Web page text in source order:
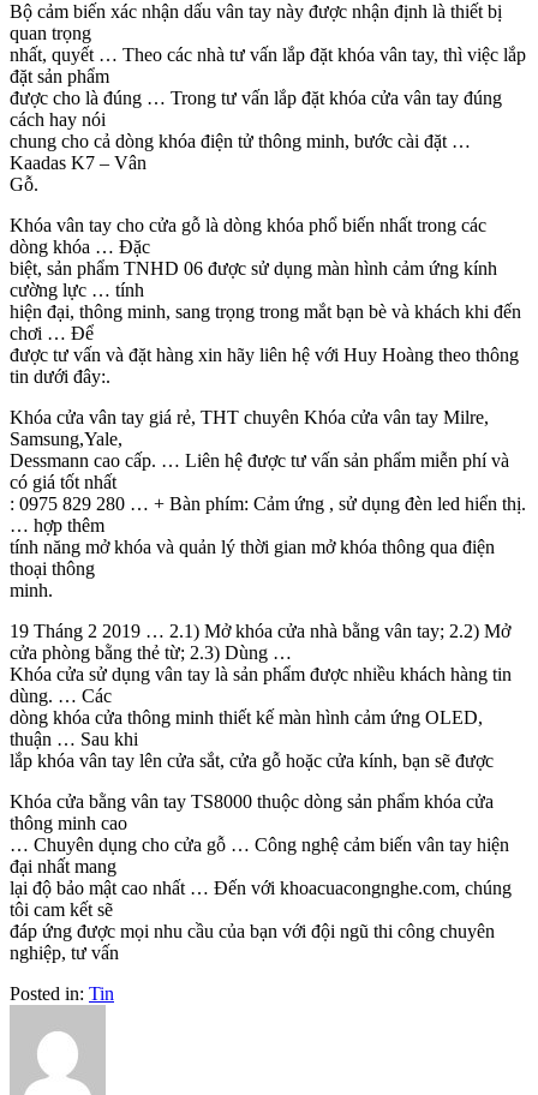
Bộ cảm biến xác nhận dấu vân tay này được nhận định là thiết bị
quan trọng
nhất, quyết … Theo các nhà tư vấn lắp đặt khóa vân tay, thì việc lắp
đặt sản phẩm
được cho là đúng … Trong tư vấn lắp đặt khóa cửa vân tay đúng
cách hay nói
chung cho cả dòng khóa điện tử thông minh, bước cài đặt …
Kaadas K7 – Vân
Gỗ.
Khóa vân tay cho cửa gỗ là dòng khóa phổ biến nhất trong các
dòng khóa … Đặc
biệt, sản phẩm TNHD 06 được sử dụng màn hình cảm ứng kính
cường lực … tính
hiện đại, thông minh, sang trọng trong mắt bạn bè và khách khi đến
chơi … Để
được tư vấn và đặt hàng xin hãy liên hệ với Huy Hoàng theo thông
tin dưới đây:.
Khóa cửa vân tay giá rẻ, THT chuyên Khóa cửa vân tay Milre,
Samsung,Yale,
Dessmann cao cấp. … Liên hệ được tư vấn sản phẩm miễn phí và
có giá tốt nhất
: 0975 829 280 … + Bàn phím: Cảm ứng , sử dụng đèn led hiển thị.
… hợp thêm
tính năng mở khóa và quản lý thời gian mở khóa thông qua điện
thoại thông
minh.
19 Tháng 2 2019 … 2.1) Mở khóa cửa nhà bằng vân tay; 2.2) Mở
cửa phòng bằng thẻ từ; 2.3) Dùng …
Khóa cửa sử dụng vân tay là sản phẩm được nhiều khách hàng tin
dùng. … Các
dòng khóa cửa thông minh thiết kế màn hình cảm ứng OLED,
thuận … Sau khi
lắp khóa vân tay lên cửa sắt, cửa gỗ hoặc cửa kính, bạn sẽ được
Khóa cửa bằng vân tay TS8000 thuộc dòng sản phẩm khóa cửa
thông minh cao
… Chuyên dụng cho cửa gỗ … Công nghệ cảm biến vân tay hiện
đại nhất mang
lại độ bảo mật cao nhất … Đến với khoacuacongnghe.com, chúng
tôi cam kết sẽ
đáp ứng được mọi nhu cầu của bạn với đội ngũ thi công chuyên
nghiệp, tư vấn
Posted in: Tin